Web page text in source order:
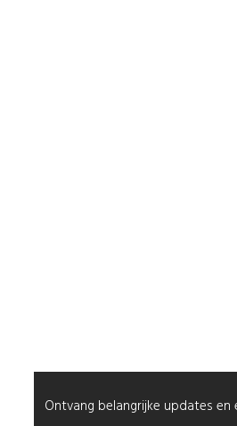
Ontvang belangrijke updates en